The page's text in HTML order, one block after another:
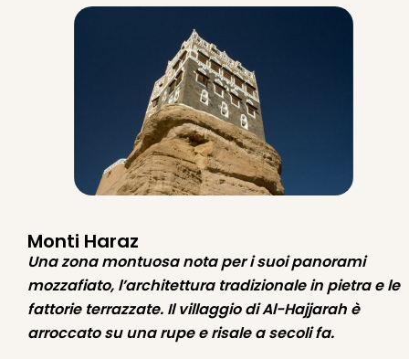
Monti Haraz
Una zona montuosa nota per i suoi panorami
mozzafiato, l’architettura tradizionale in pietra e le
fattorie terrazzate. Il villaggio di Al-Hajjarah è
arroccato su una rupe e risale a secoli fa.